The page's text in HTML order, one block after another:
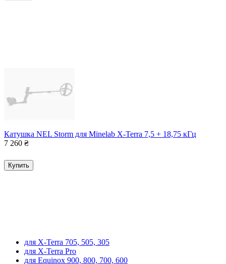
Катушка NEL Storm для Minelab X-Terra 7,5 + 18,75 кГц
7 260 ₴
Купить
для X-Terra 705, 505, 305
для X-Terra Pro
для Equinox 900, 800, 700, 600